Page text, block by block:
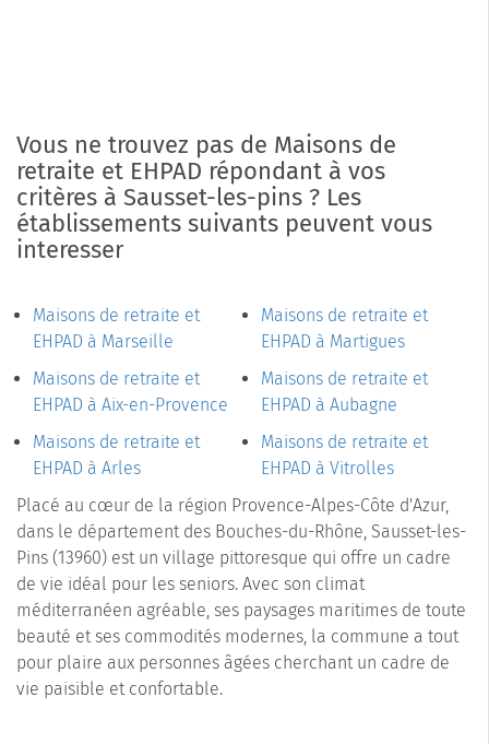
Vous ne trouvez pas de Maisons de
retraite et EHPAD répondant à vos
critères à Sausset-les-pins ? Les
établissements suivants peuvent vous
interesser
Maisons de retraite et
EHPAD à Marseille
Maisons de retraite et
EHPAD à Aix-en-Provence
Maisons de retraite et
EHPAD à Arles
Maisons de retraite et
EHPAD à Martigues
Maisons de retraite et
EHPAD à Aubagne
Maisons de retraite et
EHPAD à Vitrolles
Placé au cœur de la région Provence-Alpes-Côte d'Azur,
dans le département des Bouches-du-Rhône, Sausset-les-
Pins (13960) est un village pittoresque qui offre un cadre
de vie idéal pour les seniors. Avec son climat
méditerranéen agréable, ses paysages maritimes de toute
beauté et ses commodités modernes, la commune a tout
pour plaire aux personnes âgées cherchant un cadre de
vie paisible et confortable.